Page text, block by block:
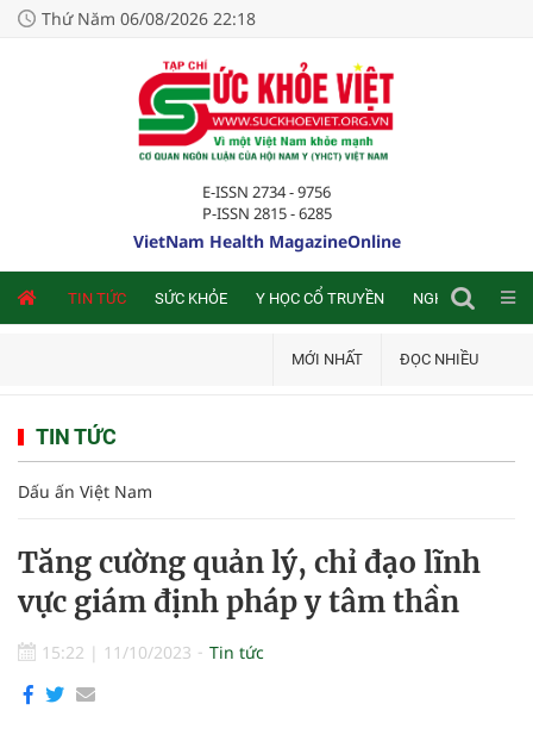
Thứ Năm 06/08/2026 22:18
E-ISSN 2734 - 9756
P-ISSN 2815 - 6285
VietNam Health MagazineOnline
TIN TỨC SỨC KHỎE Y HỌC CỔ TRUYỀN NGHIÊN CỨU
MỚI NHẤT ĐỌC NHIỀU
TIN TỨC
Dấu ấn Việt Nam
Tăng cường quản lý, chỉ đạo lĩnh
vực giám định pháp y tâm thần
15:22 | 11/10/2023 Tin tức